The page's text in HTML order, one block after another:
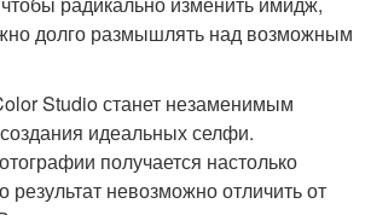
долго размышлять над возможным
Studio станет незаменимым
идеальных селфи.
получается настолько
результат невозможно отличить от